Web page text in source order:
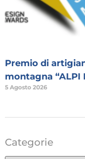
Premio di
montagna “ALPI
5 Agosto 2026
Categorie